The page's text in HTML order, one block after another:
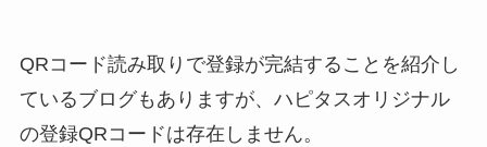
QRコード読み取りで登録が完結することを紹介し
ているブログもありますが、ハピタスオリジナル
の登録QRコードは存在しません。